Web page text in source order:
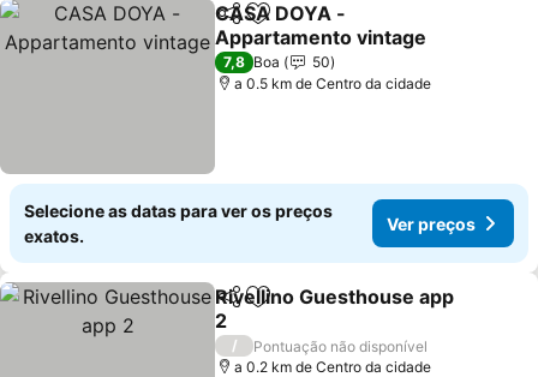
PartilharAdicionar aos favoritos
CASA DOYA -
Appartamento vintage
7,8 Boa
50
a 0.5 km de Centro da cidade
Selecione as datas para ver os preços
exatos.
Ver preços
PartilharAdicionar aos favoritos
Rivellino Guesthouse app
2
/
Pontuação não disponível
a 0.2 km de Centro da cidade